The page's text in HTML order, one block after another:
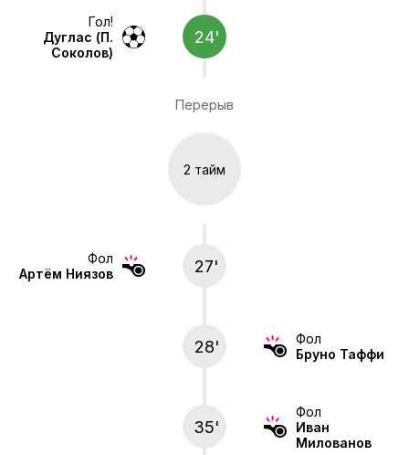
Гол!
Дуглас (П.
Соколов)
24'
Перерыв
2 тайм
Фол
Артём Ниязов
27'
28'
Фол
Бруно Таффи
35'
Фол
Иван
Милованов